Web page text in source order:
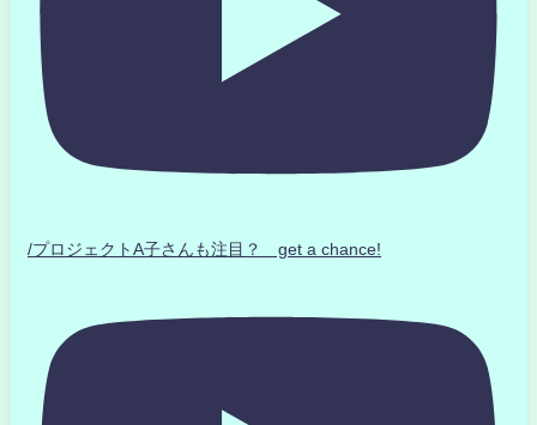
/プロジェクトA子さんも注目？ get a chance!